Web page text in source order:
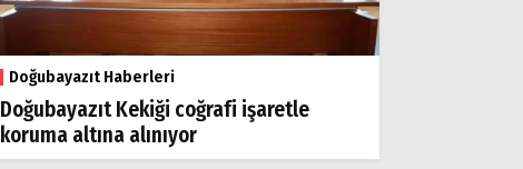
Doğubayazıt Haberleri
Doğubayazıt Kekiği coğrafi işaretle
koruma altına alınıyor